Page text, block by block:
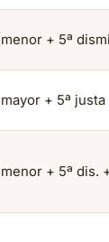
menor + 5ª
mayor + 5ª
menor + 5ª dis.